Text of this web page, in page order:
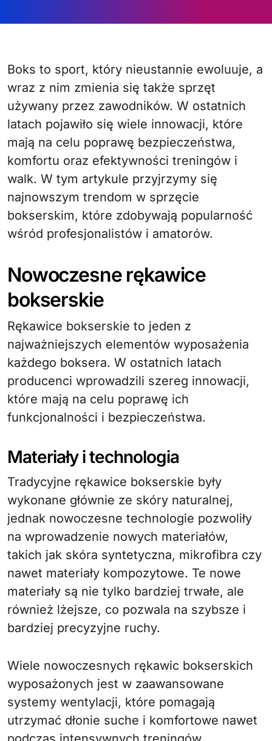
Boks to sport, który nieustannie ewoluuje, a
wraz z nim zmienia się także sprzęt
używany przez zawodników. W ostatnich
latach pojawiło się wiele innowacji, które
mają na celu poprawę bezpieczeństwa,
komfortu oraz efektywności treningów i
walk. W tym artykule przyjrzymy się
najnowszym trendom w sprzęcie
bokserskim, które zdobywają popularność
wśród profesjonalistów i amatorów.
Nowoczesne rękawice
bokserskie
Rękawice bokserskie to jeden z
najważniejszych elementów wyposażenia
każdego boksera. W ostatnich latach
producenci wprowadzili szereg innowacji,
które mają na celu poprawę ich
funkcjonalności i bezpieczeństwa.
Materiały i technologia
Tradycyjne rękawice bokserskie były
wykonane głównie ze skóry naturalnej,
jednak nowoczesne technologie pozwoliły
na wprowadzenie nowych materiałów,
takich jak skóra syntetyczna, mikrofibra czy
nawet materiały kompozytowe. Te nowe
materiały są nie tylko bardziej trwałe, ale
również lżejsze, co pozwala na szybsze i
bardziej precyzyjne ruchy.
Wiele nowoczesnych rękawic bokserskich
wyposażonych jest w zaawansowane
systemy wentylacji, które pomagają
utrzymać dłonie suche i komfortowe nawet